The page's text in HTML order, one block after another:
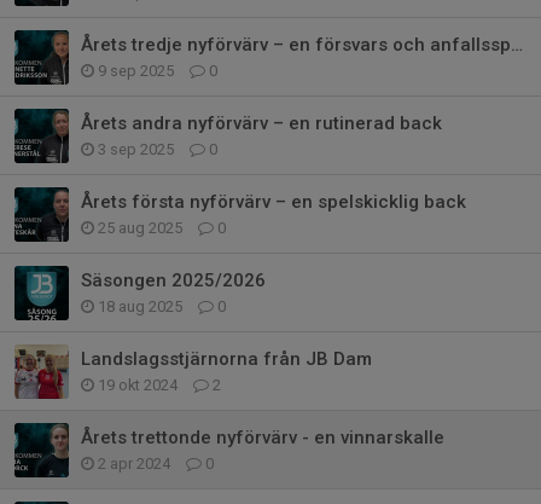
Årets tredje nyförvärv – en försvars och anfallsspelare
9 sep 2025 0
Årets andra nyförvärv – en rutinerad back
3 sep 2025 0
Årets första nyförvärv – en spelskicklig back
25 aug 2025 0
Säsongen 2025/2026
18 aug 2025 0
Landslagsstjärnorna från JB Dam
19 okt 2024 2
Årets trettonde nyförvärv - en vinnarskalle
2 apr 2024 0